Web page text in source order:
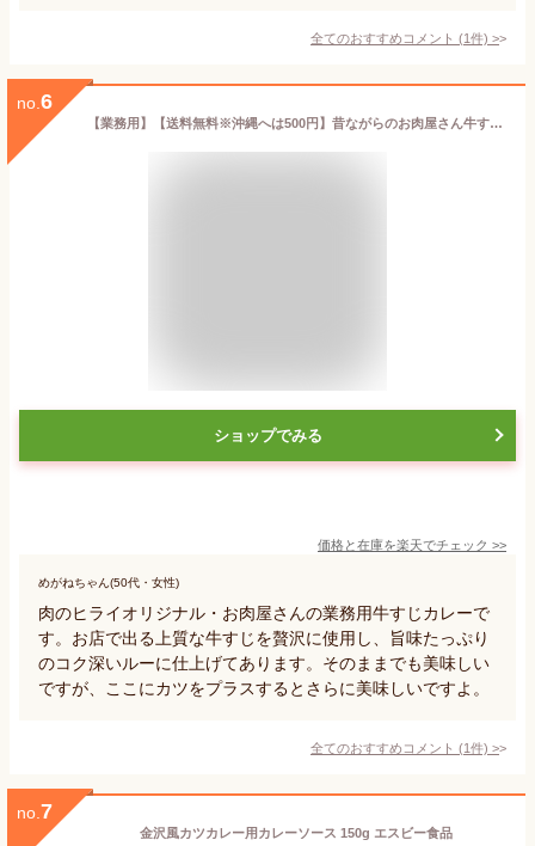
全てのおすすめコメント (1件) >
no. 6
【業務用】【送料無料※沖縄へは500円】昔ながらのお肉屋さん牛すじカレー220g×10袋【徳用】お取り寄せグルメ ギフト 誕生日 プレゼント 自宅用 肉 お家カフェ 簡単 備蓄用 お中元 御中元 お歳暮 御歳暮 父の日 母の日 敬老の日
ショップでみる
価格と在庫を楽天でチェック >>
めがねちゃん(50代・女性)
肉のヒライオリジナル・お肉屋さんの業務用牛すじカレーで
す。お店で出る上質な牛すじを贅沢に使用し、旨味たっぷり
のコク深いルーに仕上げてあります。そのままでも美味しい
ですが、ここにカツをプラスするとさらに美味しいですよ。
全てのおすすめコメント (1件) >
no. 7
金沢風カツカレー用カレーソース 150g エスビー食品